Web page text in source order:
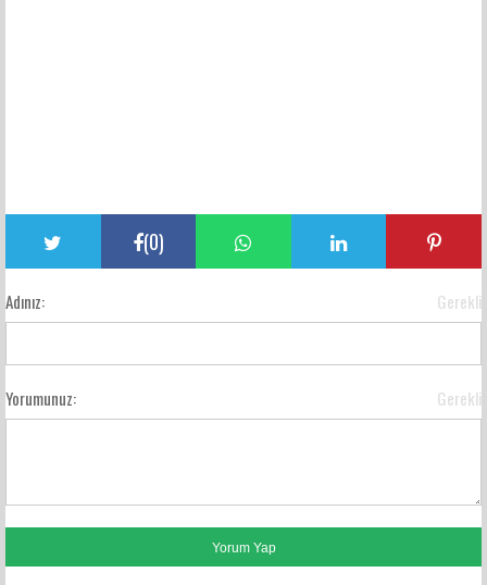
(0)
Adınız: Gerekli
Yorumunuz: Gerekli